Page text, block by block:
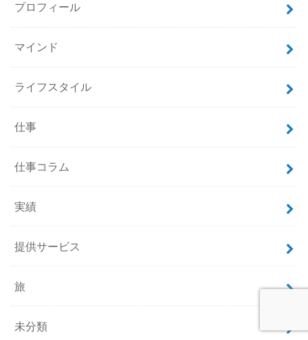
プロフィール
マインド
ライフスタイル
仕事
仕事コラム
実績
提供サービス
旅
未分類